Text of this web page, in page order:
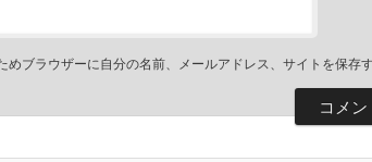
めブラウザーに自分の名前、メールアドレス、サイトを保存